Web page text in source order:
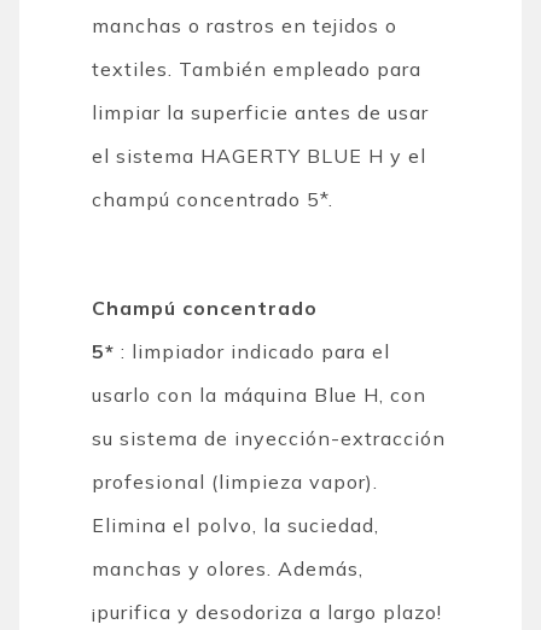
manchas o rastros en tejidos o
textiles. También empleado para
limpiar la superficie antes de usar
el sistema HAGERTY BLUE H y el
champú concentrado 5*.
Champú concentrado
5* : limpiador indicado para el
usarlo con la máquina Blue H, con
su sistema de inyección-extracción
profesional (limpieza vapor).
Elimina el polvo, la suciedad,
manchas y olores. Además,
¡purifica y desodoriza a largo plazo!